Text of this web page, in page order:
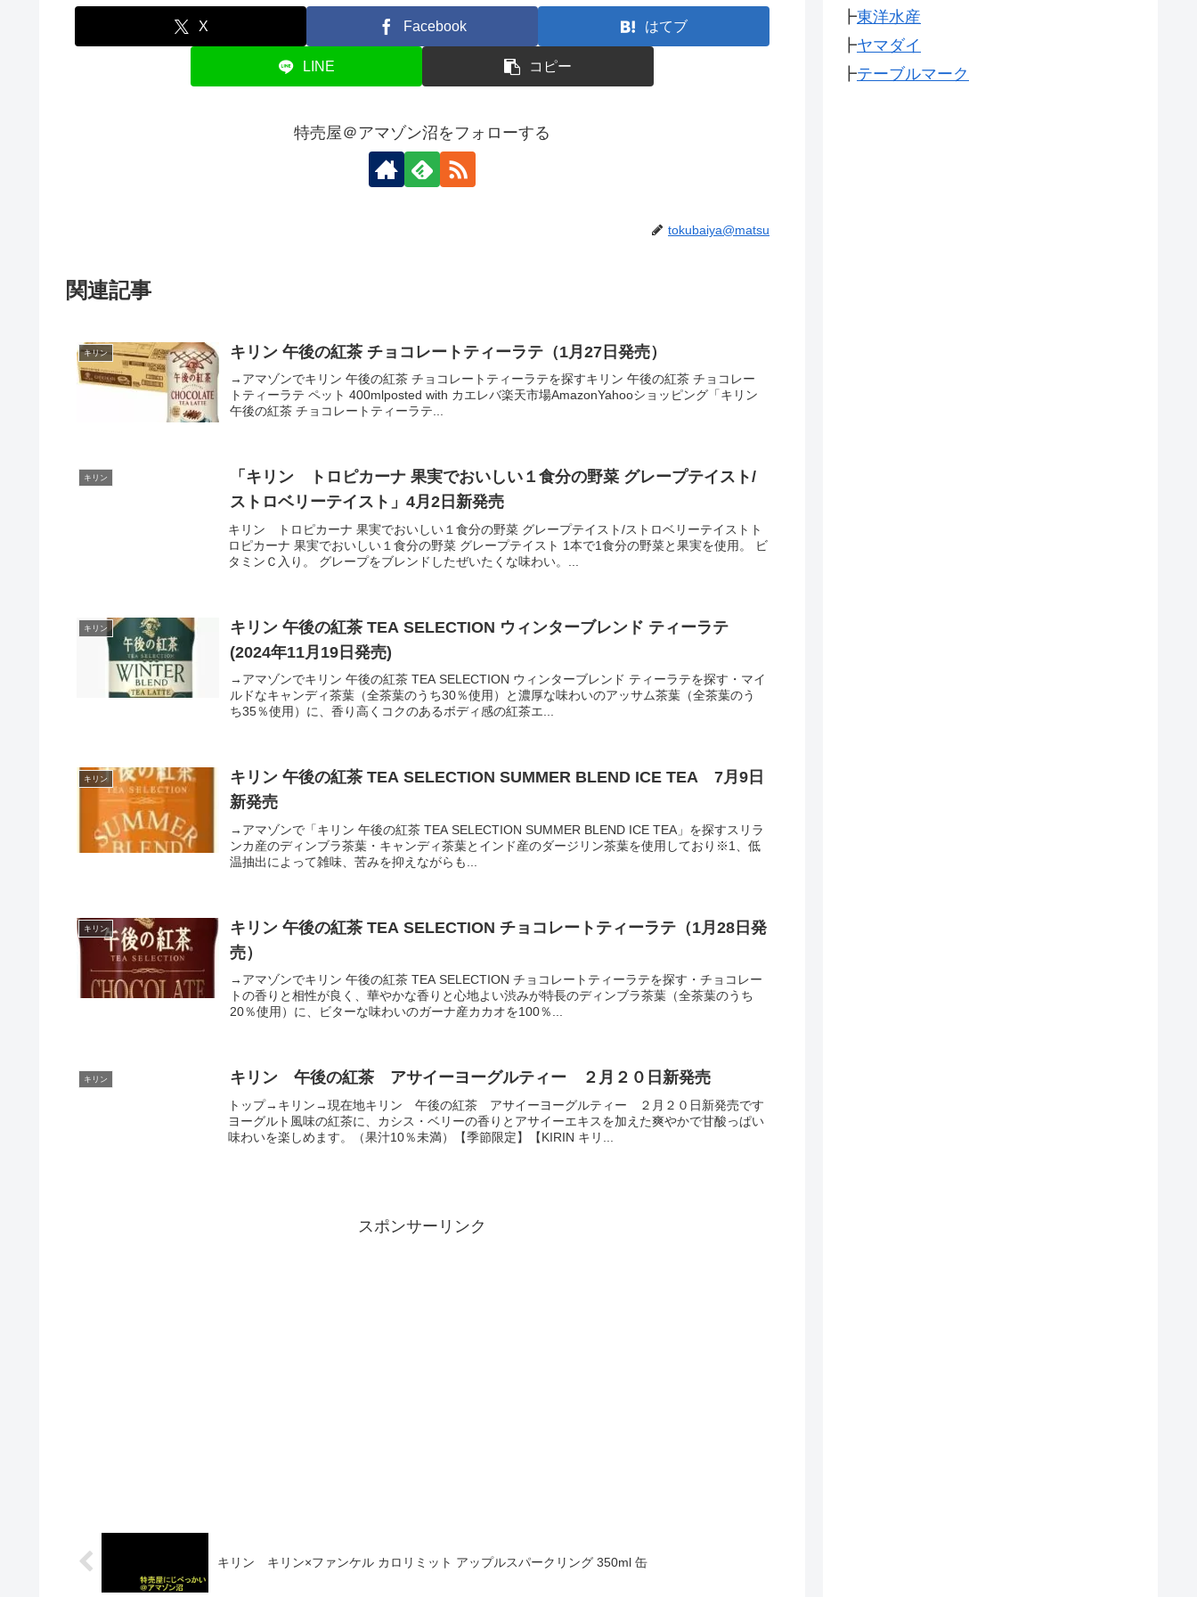
X Facebook はてブ
LINE コピー
特売屋＠アマゾン沼をフォローする
tokubaiya@matsu
関連記事
キリン キリン 午後の紅茶 チョコレートティーラテ（1月27日発売）
→アマゾンでキリン 午後の紅茶 チョコレートティーラテを探すキリン 午後の紅茶 チョコレー
トティーラテ ペット 400mlposted with カエレバ楽天市場AmazonYahooショッピング「キリン
午後の紅茶 チョコレートティーラテ...
キリン
「キリン トロピカーナ 果実でおいしい１食分の野菜 グレープテイスト/
ストロベリーテイスト」4月2日新発売
キリン トロピカーナ 果実でおいしい１食分の野菜 グレープテイスト/ストロベリーテイストト
ロピカーナ 果実でおいしい１食分の野菜 グレープテイスト 1本で1食分の野菜と果実を使用。 ビ
タミンＣ入り。 グレープをブレンドしたぜいたくな味わい。...
キリン
キリン 午後の紅茶 TEA SELECTION ウィンターブレンド ティーラテ
(2024年11月19日発売)
→アマゾンでキリン 午後の紅茶 TEA SELECTION ウィンターブレンド ティーラテを探す・マイ
ルドなキャンディ茶葉（全茶葉のうち30％使用）と濃厚な味わいのアッサム茶葉（全茶葉のう
ち35％使用）に、香り高くコクのあるボディ感の紅茶エ...
キリン
キリン 午後の紅茶 TEA SELECTION SUMMER BLEND ICE TEA 7月9日
新発売
→アマゾンで「キリン 午後の紅茶 TEA SELECTION SUMMER BLEND ICE TEA」を探すスリラ
ンカ産のディンブラ茶葉・キャンディ茶葉とインド産のダージリン茶葉を使用しており※1、低
温抽出によって雑味、苦みを抑えながらも...
キリン
キリン 午後の紅茶 TEA SELECTION チョコレートティーラテ（1月28日発
売）
→アマゾンでキリン 午後の紅茶 TEA SELECTION チョコレートティーラテを探す・チョコレー
トの香りと相性が良く、華やかな香りと心地よい渋みが特長のディンブラ茶葉（全茶葉のうち
20％使用）に、ビターな味わいのガーナ産カカオを100％...
キリン キリン 午後の紅茶 アサイーヨーグルティー ２月２０日新発売
トップ→キリン→現在地キリン 午後の紅茶 アサイーヨーグルティー ２月２０日新発売です
ヨーグルト風味の紅茶に、カシス・ベリーの香りとアサイーエキスを加えた爽やかで甘酸っぱい
味わいを楽しめます。（果汁10％未満）【季節限定】【KIRIN キリ...
スポンサーリンク
キリン キリン×ファンケル カロリミット アップルスパークリング 350ml 缶
┣東洋水産
┣ヤマダイ
┣テーブルマーク